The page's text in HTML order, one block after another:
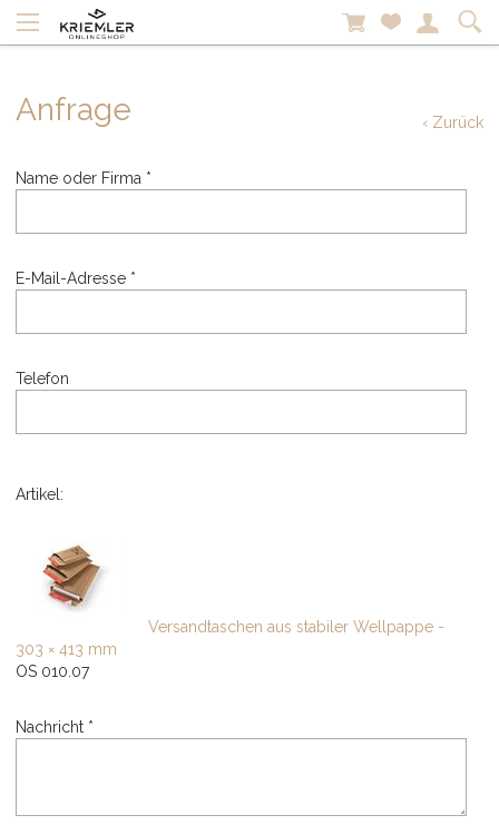
‹ Zurück
Anfrage
Name oder Firma *
E-Mail-Adresse *
Telefon
Artikel:
Versandtaschen aus stabiler Wellpappe -
303 × 413 mm
OS 010.07
Nachricht *